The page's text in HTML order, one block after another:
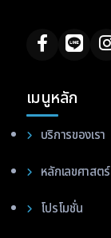
เมนูหลัก
บริการของเรา
หลักเลขศาสตร์
โปรโมชั่น